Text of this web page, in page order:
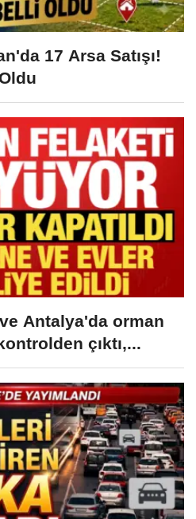
17 Arsa Satışı!
Antalya'da orman
çıktı,...